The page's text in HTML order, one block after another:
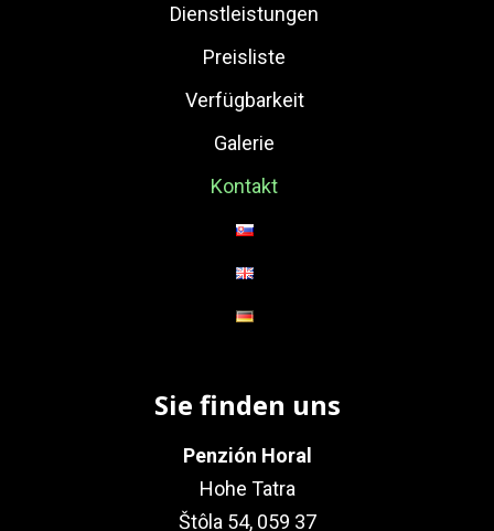
Dienstleistungen
Preisliste
Verfügbarkeit
Galerie
Kontakt
Sie finden uns
Penzión Horal
Hohe Tatra
Štôla 54, 059 37